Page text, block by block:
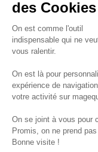
VOS SERVICES
VOS DEMANDES
NOTRE SOCIETE